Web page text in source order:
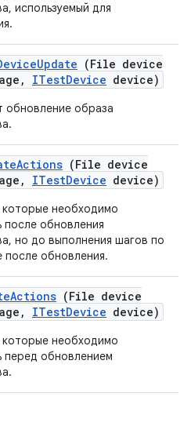
используемый для
Update (File device
, ITestDevice device)
обновление образа
Actions (File device
, ITestDevice device)
которые необходимо
после обновления
но до выполнения шагов по
после обновления.
Actions (File device
, ITestDevice device)
которые необходимо
перед обновлением